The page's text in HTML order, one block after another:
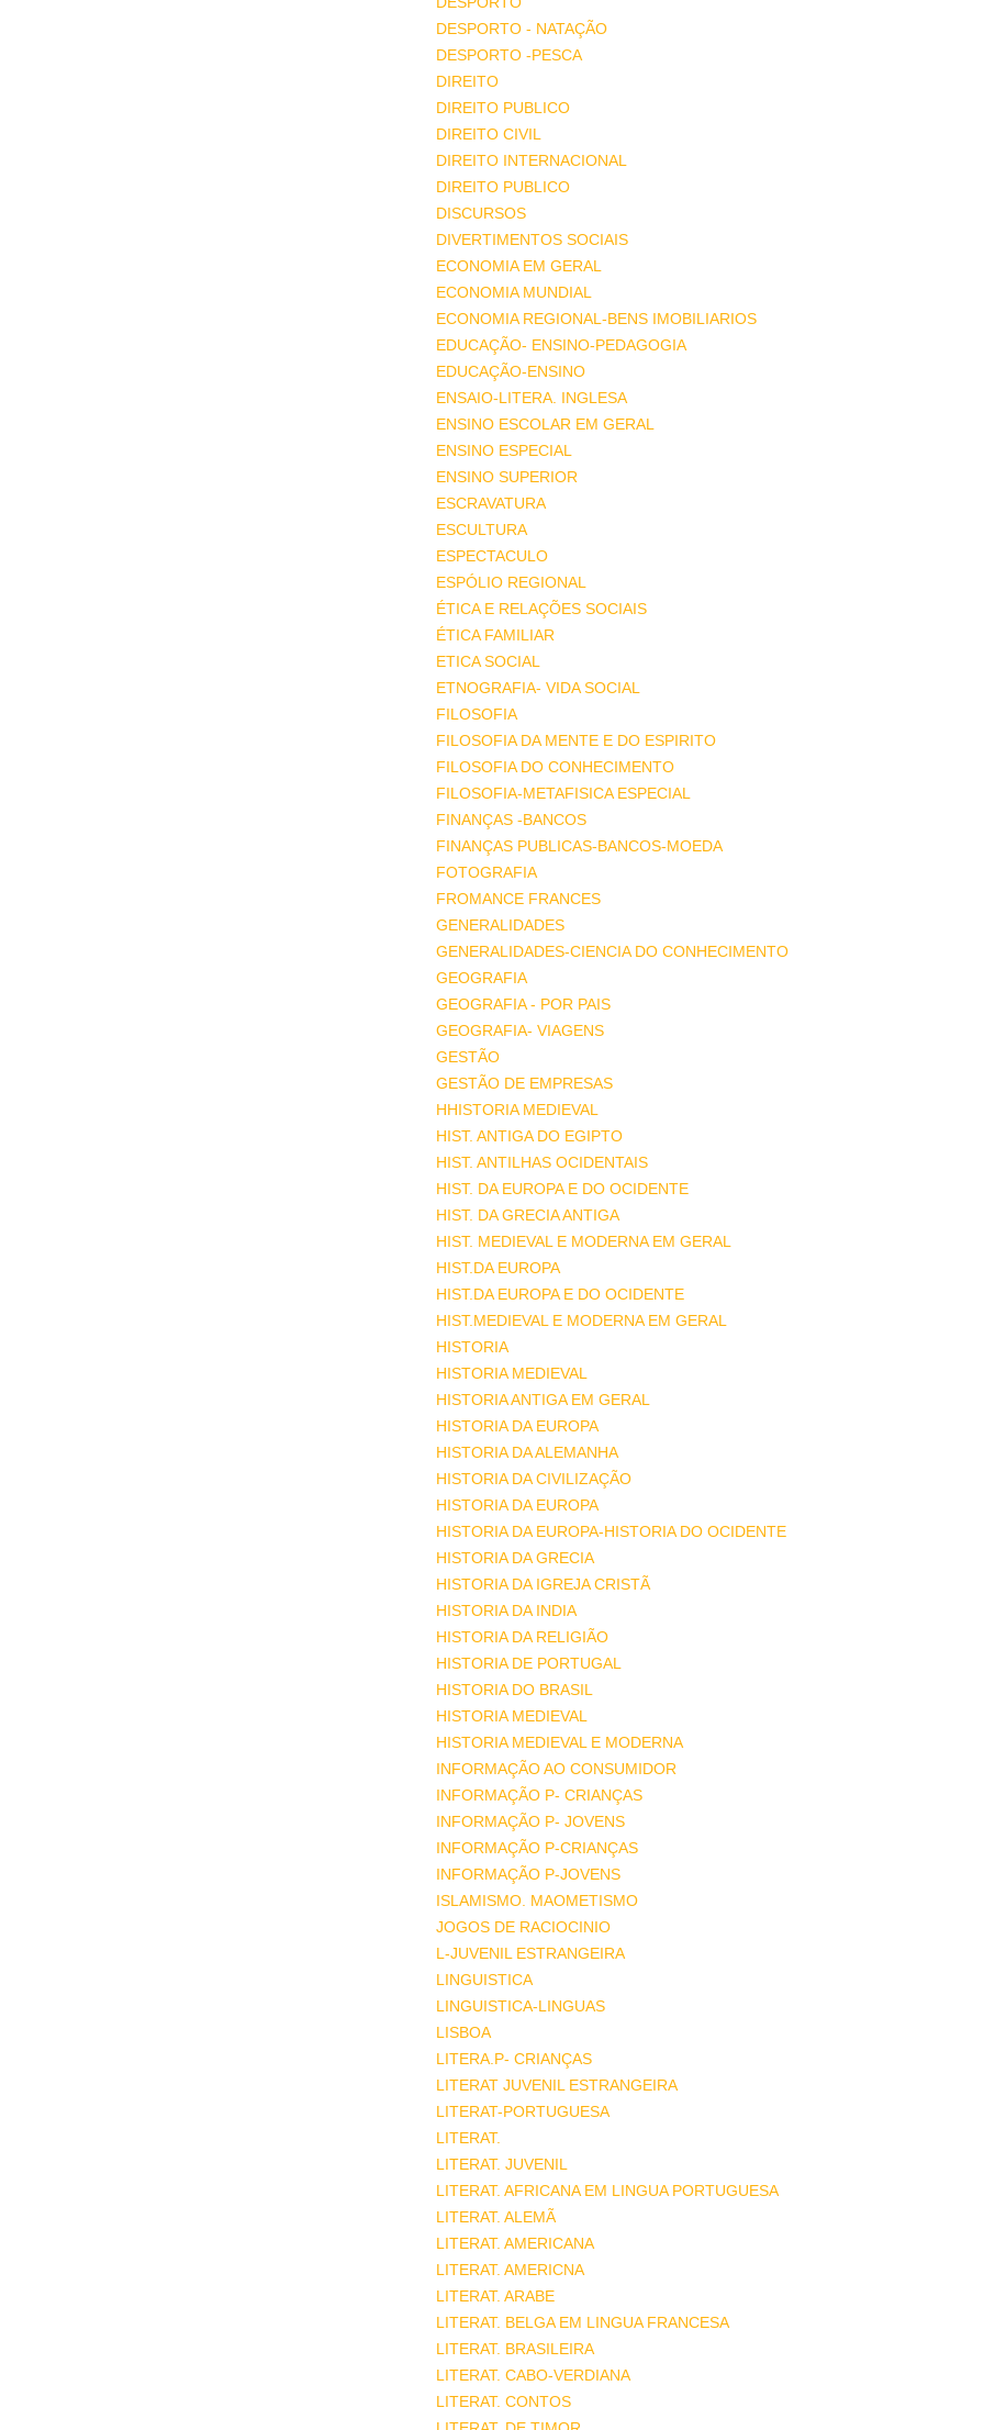
DESPORTO - NATAÇÃO
DESPORTO -PESCA
DIREITO
DIREITO PUBLICO
DIREITO CIVIL
DIREITO INTERNACIONAL
DIREITO PUBLICO
DISCURSOS
DIVERTIMENTOS SOCIAIS
ECONOMIA EM GERAL
ECONOMIA MUNDIAL
ECONOMIA REGIONAL-BENS IMOBILIARIOS
EDUCAÇÃO- ENSINO-PEDAGOGIA
EDUCAÇÃO-ENSINO
ENSAIO-LITERA. INGLESA
ENSINO ESCOLAR EM GERAL
ENSINO ESPECIAL
ENSINO SUPERIOR
ESCRAVATURA
ESCULTURA
ESPECTACULO
ESPÓLIO REGIONAL
ÉTICA E RELAÇÕES SOCIAIS
ÉTICA FAMILIAR
ETICA SOCIAL
ETNOGRAFIA- VIDA SOCIAL
FILOSOFIA
FILOSOFIA DA MENTE E DO ESPIRITO
FILOSOFIA DO CONHECIMENTO
FILOSOFIA-METAFISICA ESPECIAL
FINANÇAS -BANCOS
FINANÇAS PUBLICAS-BANCOS-MOEDA
FOTOGRAFIA
FROMANCE FRANCES
GENERALIDADES
GENERALIDADES-CIENCIA DO CONHECIMENTO
GEOGRAFIA
GEOGRAFIA - POR PAIS
GEOGRAFIA- VIAGENS
GESTÃO
GESTÃO DE EMPRESAS
HHISTORIA MEDIEVAL
HIST. ANTIGA DO EGIPTO
HIST. ANTILHAS OCIDENTAIS
HIST. DA EUROPA E DO OCIDENTE
HIST. DA GRECIA ANTIGA
HIST. MEDIEVAL E MODERNA EM GERAL
HIST.DA EUROPA
HIST.DA EUROPA E DO OCIDENTE
HIST.MEDIEVAL E MODERNA EM GERAL
HISTORIA
HISTORIA MEDIEVAL
HISTORIA ANTIGA EM GERAL
HISTORIA DA EUROPA
HISTORIA DA ALEMANHA
HISTORIA DA CIVILIZAÇÃO
HISTORIA DA EUROPA
HISTORIA DA EUROPA-HISTORIA DO OCIDENTE
HISTORIA DA GRECIA
HISTORIA DA IGREJA CRISTÃ
HISTORIA DA INDIA
HISTORIA DA RELIGIÃO
HISTORIA DE PORTUGAL
HISTORIA DO BRASIL
HISTORIA MEDIEVAL
HISTORIA MEDIEVAL E MODERNA
INFORMAÇÃO AO CONSUMIDOR
INFORMAÇÃO P- CRIANÇAS
INFORMAÇÃO P- JOVENS
INFORMAÇÃO P-CRIANÇAS
INFORMAÇÃO P-JOVENS
ISLAMISMO. MAOMETISMO
JOGOS DE RACIOCINIO
L-JUVENIL ESTRANGEIRA
LINGUISTICA
LINGUISTICA-LINGUAS
LISBOA
LITERA.P- CRIANÇAS
LITERAT JUVENIL ESTRANGEIRA
LITERAT-PORTUGUESA
LITERAT.
LITERAT. JUVENIL
LITERAT. AFRICANA EM LINGUA PORTUGUESA
LITERAT. ALEMÃ
LITERAT. AMERICANA
LITERAT. AMERICNA
LITERAT. ARABE
LITERAT. BELGA EM LINGUA FRANCESA
LITERAT. BRASILEIRA
LITERAT. CABO-VERDIANA
LITERAT. CONTOS